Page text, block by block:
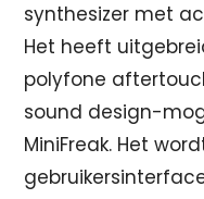
synthesizer met
Het heeft
polyfone
sound design-
MiniFreak. Het